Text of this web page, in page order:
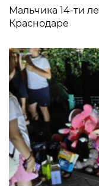
Мальчика 14-ти
Краснодаре